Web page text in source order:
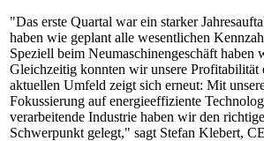
"Das erste Quartal war ein starker
haben wie geplant alle wesentlichen
Speziell beim Neumaschinengeschäft haben
Gleichzeitig konnten wir unsere Profitabilität
aktuellen Umfeld zeigt sich erneut: Mit
Fokussierung auf energieeffiziente
verarbeitende Industrie haben wir den
Schwerpunkt gelegt," sagt Stefan Klebert,